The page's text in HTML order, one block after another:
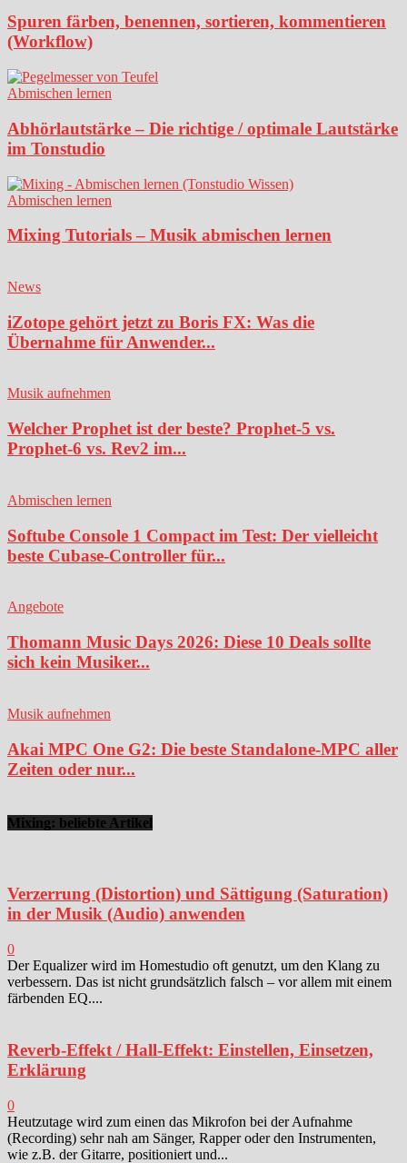
Spuren färben, benennen, sortieren, kommentieren
(Workflow)
Abmischen lernen
Abhörlautstärke – Die richtige / optimale Lautstärke
im Tonstudio
Abmischen lernen
Mixing Tutorials – Musik abmischen lernen
News
iZotope gehört jetzt zu Boris FX: Was die
Übernahme für Anwender...
Musik aufnehmen
Welcher Prophet ist der beste? Prophet-5 vs.
Prophet-6 vs. Rev2 im...
Abmischen lernen
Softube Console 1 Compact im Test: Der vielleicht
beste Cubase-Controller für...
Angebote
Thomann Music Days 2026: Diese 10 Deals sollte
sich kein Musiker...
Musik aufnehmen
Akai MPC One G2: Die beste Standalone-MPC aller
Zeiten oder nur...
Mixing: beliebte Artikel
Verzerrung (Distortion) und Sättigung (Saturation)
in der Musik (Audio) anwenden
0
Der Equalizer wird im Homestudio oft genutzt, um den Klang zu
verbessern. Das ist nicht grundsätzlich falsch – vor allem mit einem
färbenden EQ....
Reverb-Effekt / Hall-Effekt: Einstellen, Einsetzen,
Erklärung
0
Heutzutage wird zum einen das Mikrofon bei der Aufnahme
(Recording) sehr nah am Sänger, Rapper oder den Instrumenten,
wie z.B. der Gitarre, positioniert und...